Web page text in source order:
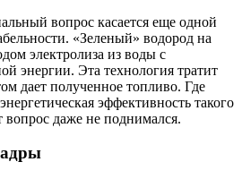
вопрос касается еще одной
«Зеленый» водород на
электролиза из воды с
энергии. Эта технология тратит
дает полученное топливо. Где
эффективность такого
вопрос даже не поднимался.